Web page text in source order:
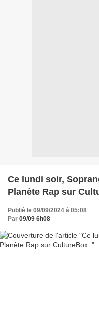
Ce lundi soir,
Planète Rap sur
Publié le 09/09/2024 à 05:08
Par 09/09 6h08